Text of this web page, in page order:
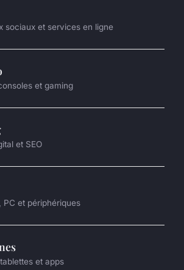
sociaux et services en ligne
et gaming
et SEO
PC et périphériques
et apps